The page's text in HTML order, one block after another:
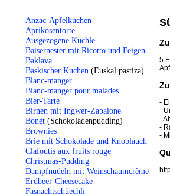
5
-
-
-
-
-
Anzac-Apfelkuchen
Aprikosentorte
Ausgezogene Küchle
Baisernester mit Ricotto und Feigen
Baklava
Baskischer Kuchen (Euskal pastiza)
Blanc-manger
Blanc-manger pour malades
Bier-Tarte
Birnen mit Ingwer-Zabaione
Bonèt (Schokoladenpudding)
Brownies
Brie mit Schokolade und Knoblauch
Clafoutis aux fruits rouge
Christmas-Pudding
Dampfnudeln mit Weinschaumcrème
Erdbeer-Cheesecake
Fasnachtschüechli